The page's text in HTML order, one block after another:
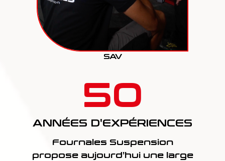
SAV
ANNÉES D'EXPÉRIENCES
50
Fournales Suspension
propose aujourd’hui une large